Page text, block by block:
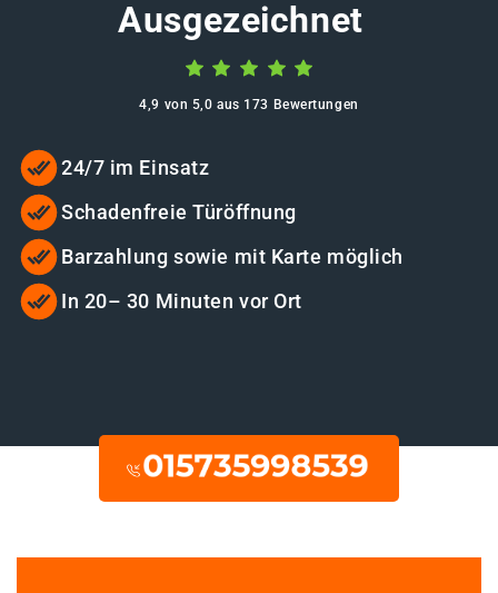
Ausgezeichnet
4,9 von 5,0 aus 173 Bewertungen
24/7 im Einsatz
Schadenfreie Türöffnung
Barzahlung sowie mit Karte möglich
In 20– 30 Minuten vor Ort